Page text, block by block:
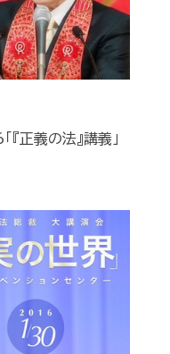
正義の法』講義」